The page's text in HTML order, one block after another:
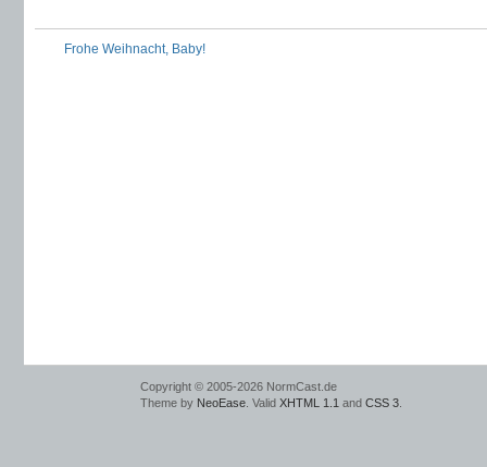
Frohe Weihnacht, Baby!
Copyright © 2005-2026 NormCast.de
Theme by NeoEase . Valid XHTML 1.1 and CSS 3